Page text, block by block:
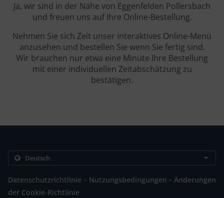
Ja, wir sind in der Nähe von Eggenfelden Pollersbach
und freuen uns auf Ihre Online-Bestellung.
Nehmen Sie sich Zeit unser interaktives Online-Menü
anzusehen und bestellen Sie wenn Sie fertig sind.
Wir brauchen nur etwa eine Minute Ihre Bestellung
mit einer individuellen Zeitabschätzung zu
bestätigen.
Datenschutzrichtlinie . Nutzungsbedingungen . Änderungen
der Cookie-Richtlinie